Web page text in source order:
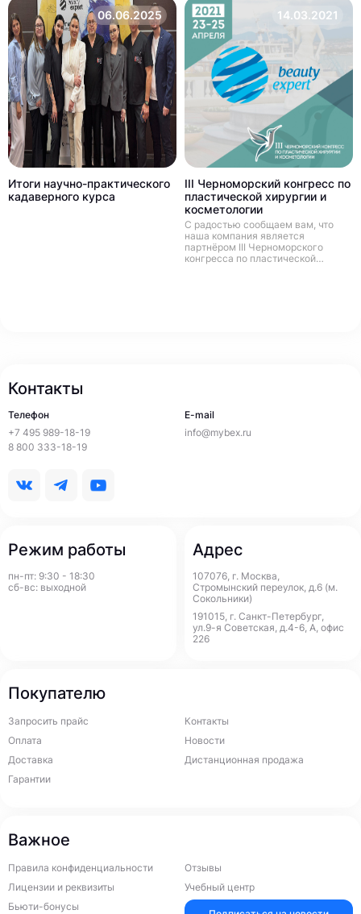
06.06.2025
Итоги научно-практического
кадаверного курса
14.03.2021
III Черноморский конгресс по
пластической хирургии и
косметологии
С радостью сообщаем вам, что
наша компания является
партнёром III Черноморского
конгресса по пластической
Контакты
Телефон
+7 495 989-18-19
8 800 333-18-19
E-mail
info@mybex.ru
Режим работы
пн-пт: 9:30 - 18:30
сб-вс: выходной
Адрес
107076, г. Москва,
Стромынский переулок, д.6 (м.
Сокольники)
191015, г. Санкт-Петербург,
ул.9-я Советская, д.4-6, А, офис
226
Покупателю
Запросить прайс
Оплата
Доставка
Гарантии
Контакты
Новости
Дистанционная продажа
Важное
Правила конфиденциальности
Лицензии и реквизиты
Бьюти-бонусы
Отзывы
Учебный центр